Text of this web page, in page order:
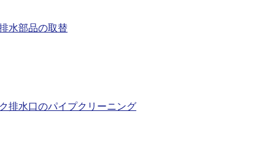
水部品の取替
排水口のパイプクリーニング